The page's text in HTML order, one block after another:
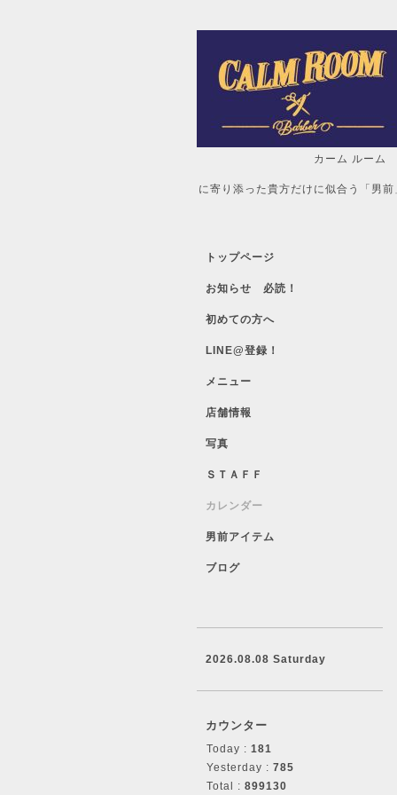
カーム ルーム
に寄り添った貴方だけに似合う「男
トップページ
お知らせ 必読！
初めての方へ
LINE@登録！
メニュー
店舗情報
写真
ＳＴＡＦＦ
カレンダー
男前アイテム
ブログ
2026.08.08 Saturday
カウンター
Today : 181
Yesterday : 785
Total : 899130